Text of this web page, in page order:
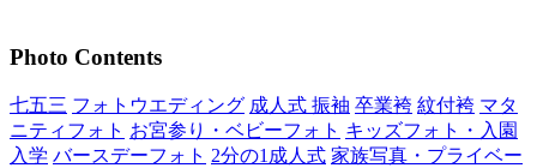
Photo Contents
七五三 フォトウエディング 成人式 振袖 卒業袴 紋付袴 マタ
ニティフォト お宮参り・ベビーフォト キッズフォト・入園
入学 バースデーフォト 2分の1成人式 家族写真・プライベー